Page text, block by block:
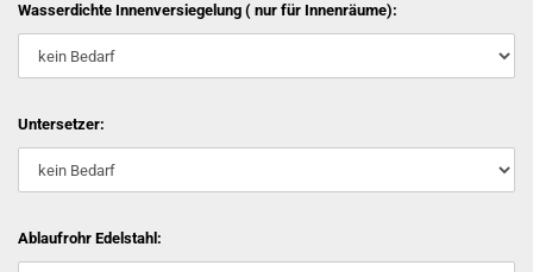
Wasserdichte Innenversiegelung ( nur für Innenräume):
Untersetzer:
Ablaufrohr Edelstahl: